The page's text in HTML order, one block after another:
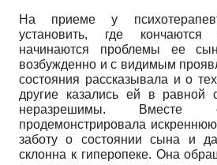
На приеме у
установить, где
начинаются проблемы ее
возбужденно и с видимым
состояния рассказывала и о
другие казались ей в равной
неразрешимы.
продемонстрировала
заботу о состоянии сына и
склонна к гиперопеке. Она